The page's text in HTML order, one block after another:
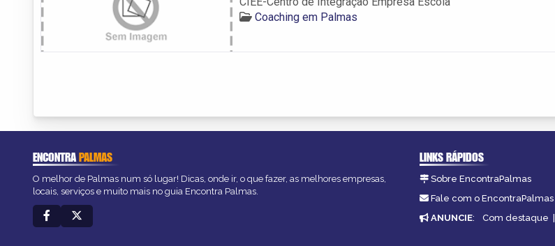
Coaching em Palmas
ENCONTRAPALMAS
O melhor de Palmas num só lugar! Dicas, onde ir, o que fazer, as melhores empresas,
locais, serviços e muito mais no guia Encontra Palmas.
LINKS RÁPIDOS
Sobre EncontraPalmas
Fale com o EncontraPalmas
ANUNCIE: Com destaque |